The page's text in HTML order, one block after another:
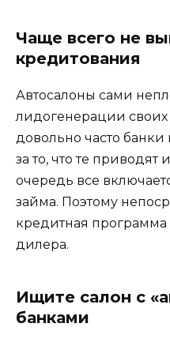
Чаще всего не
кредитования
Автосалоны сами
лидогенерации своих
довольно часто
за то, что те приводят
очередь все
займа. Поэтому
кредитная программа
дилера.
Ищите салон с
банками